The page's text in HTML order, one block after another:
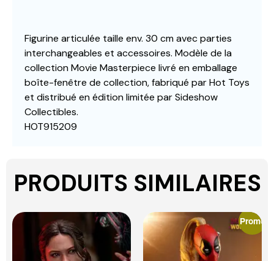
Figurine articulée taille env. 30 cm avec parties
interchangeables et accessoires. Modèle de la
collection Movie Masterpiece livré en emballage
boîte-fenêtre de collection, fabriqué par Hot Toys
et distribué en édition limitée par Sideshow
Collectibles.
HOT915209
PRODUITS SIMILAIRES
Promo